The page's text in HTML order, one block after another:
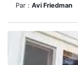
Par : Avi Friedman